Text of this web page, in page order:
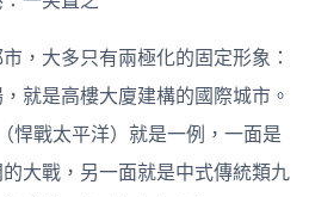
，大多只有兩極化的固定形象：
就是高樓大廈建構的國際城市。
悍戰太平洋）就是一例，一面是
大戰，另一面就是中式傳統類九